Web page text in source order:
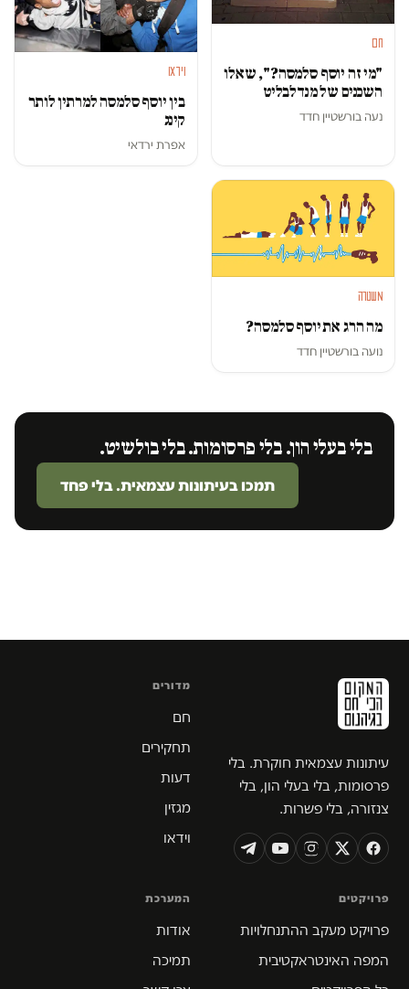
חם
"מי זה יוסף סלמסה?", שאלו
השכנים של מנדלבליט
נעה בורשטיין חדד
וידאו
בין יוסף סלמסה למרתין לותר
קינג
אפרת ירדאי
משטרה
מה הרג את יוסף סלמסה?
נועה בורשטיין חדד
בלי בעלי הון. בלי פרסומות. בלי בולשיט.
תמכו בעיתונות עצמאית. בלי פחד
עיתונות עצמאית חוקרת. בלי
פרסומות, בלי בעלי הון, בלי
צנזורה, בלי פשרות.
מדורים
חם
תחקירים
דעות
מגזין
וידאו
פרויקטים
פרויקט מעקב ההתנחלויות
המפה האינטראקטיבית
המערכת
אודות
תמיכה